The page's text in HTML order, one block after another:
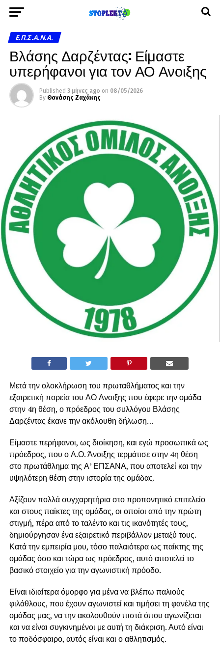
Ε.Π.Σ.Α.Ν.Α.
Βλάσης Δαρζέντας: Είμαστε
υπερήφανοι για τον ΑΟ Ανοιξης
Published 3 μήνες ago on 08/05/2026
By Θανάσης Ζαχάκης
Μετά την ολοκλήρωση του πρωταθλήματος και την
εξαιρετική πορεία του ΑΟ Ανοιξης που έφερε την ομάδα
στην 4η θέση, ο πρόεδρος του συλλόγου Βλάσης
Δαρζέντας έκανε την ακόλουθη δήλωση…
Είμαστε περήφανοι, ως διοίκηση, και εγώ προσωπικά ως
πρόεδρος, που ο Α.Ο. Άνοιξης τερμάτισε στην 4η θέση
στο πρωτάθλημα της Α’ ΕΠΣΑΝΑ, που αποτελεί και την
υψηλότερη θέση στην ιστορία της ομάδας.
Αξίζουν πολλά συγχαρητήρια στο προπονητικό επιτελείο
και στους παίκτες της ομάδας, οι οποίοι από την πρώτη
στιγμή, πέρα από το ταλέντο και τις ικανότητές τους,
δημιούργησαν ένα εξαιρετικό περιβάλλον μεταξύ τους.
Κατά την εμπειρία μου, τόσο παλαιότερα ως παίκτης της
ομάδας όσο και τώρα ως πρόεδρος, αυτό αποτελεί το
βασικό στοιχείο για την αγωνιστική πρόοδο.
Είναι ιδιαίτερα όμορφο για μένα να βλέπω παλιούς
φιλάθλους, που έχουν αγωνιστεί και τιμήσει τη φανέλα της
ομάδας μας, να την ακολουθούν πιστά όπου αγωνίζεται
και να είναι συγκινημένοι με αυτή τη διάκριση. Αυτό είναι
το ποδόσφαιρο, αυτός είναι και ο αθλητισμός.